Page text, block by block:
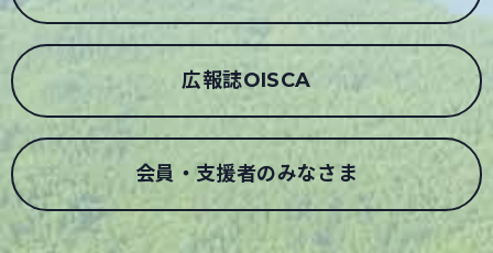
広報誌OISCA
会員・支援者のみなさま